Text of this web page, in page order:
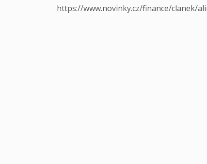
https://www.novinky.cz/finance/clanek/